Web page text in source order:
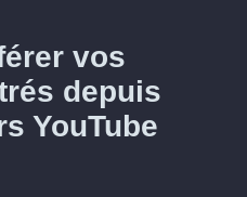
vos
depuis
YouTube